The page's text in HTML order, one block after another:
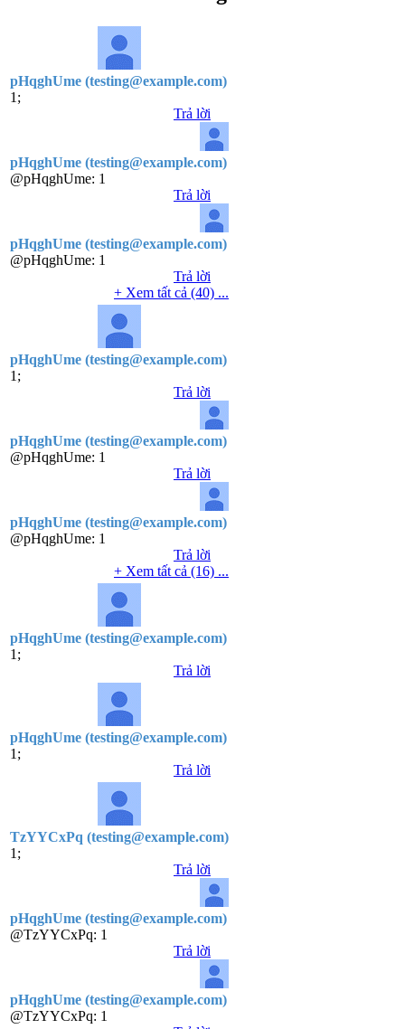
pHqghUme (testing@example.com)
1;
Trả lời
pHqghUme (testing@example.com)
@pHqghUme: 1
Trả lời
pHqghUme (testing@example.com)
@pHqghUme: 1
Trả lời
+ Xem tất cả (40) ...
pHqghUme (testing@example.com)
1;
Trả lời
pHqghUme (testing@example.com)
@pHqghUme: 1
Trả lời
pHqghUme (testing@example.com)
@pHqghUme: 1
Trả lời
+ Xem tất cả (16) ...
pHqghUme (testing@example.com)
1;
Trả lời
pHqghUme (testing@example.com)
1;
Trả lời
TzYYCxPq (testing@example.com)
1;
Trả lời
pHqghUme (testing@example.com)
@TzYYCxPq: 1
Trả lời
pHqghUme (testing@example.com)
@TzYYCxPq: 1